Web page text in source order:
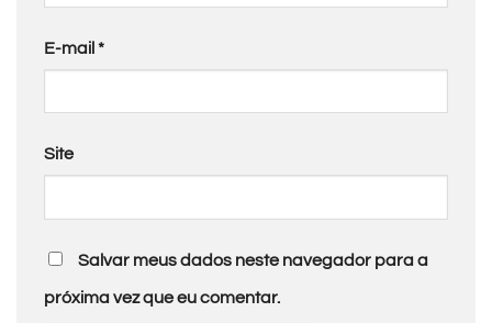
E-mail *
Site
Salvar meus dados neste navegador para a
próxima vez que eu comentar.